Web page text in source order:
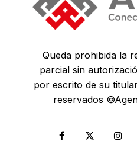
Queda prohibida la
parcial sin
por escrito de su
reservados